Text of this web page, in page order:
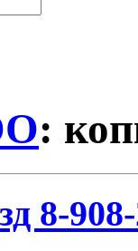
:
8-